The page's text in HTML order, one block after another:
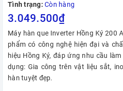
Tình trạng: Còn hàng
3.049.500₫
Máy hàn que Inverter Hồng Ký 200
phẩm có công nghệ hiện đại và
hiệu Hồng Ký, đáp ứng nhu cầu
dụng: Gia công trên vật liệu sắt,
hàn tuyệt đẹp.